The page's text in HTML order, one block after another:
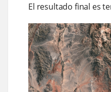
El resultado final es